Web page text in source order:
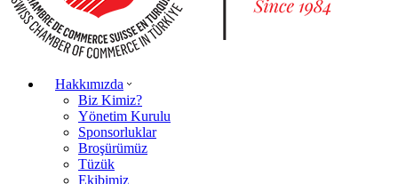
Hakkımızda
Biz Kimiz?
Yönetim Kurulu
Sponsorluklar
Broşürümüz
Tüzük
Ekibimiz